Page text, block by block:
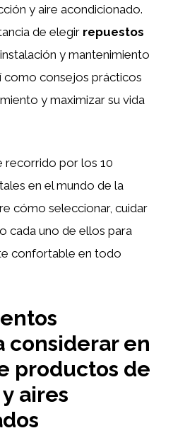
y aire acondicionado.
de elegir repuestos
y mantenimiento
como consejos prácticos
y maximizar su vida
recorrido por los 10
en el mundo de la
cómo seleccionar, cuidar
cada uno de ellos para
confortable en todo
considerar en
productos de
aires